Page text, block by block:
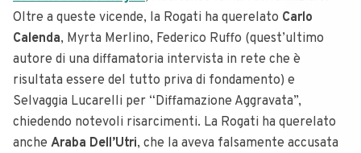
Oltre a queste vicende, la Rogati ha querelato Carlo
Calenda, Myrta Merlino, Federico Ruffo (quest’ultimo
autore di una diffamatoria intervista in rete che è
risultata essere del tutto priva di fondamento) e
Selvaggia Lucarelli per “Diffamazione Aggravata”,
chiedendo notevoli risarcimenti. La Rogati ha querelato
anche Araba Dell’Utri, che la aveva falsamente accusata